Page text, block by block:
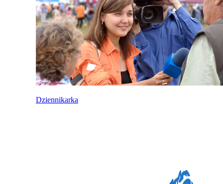
Dziennikarka